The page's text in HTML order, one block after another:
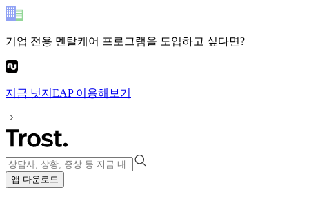
기업 전용 멘탈케어 프로그램을 도입하고 싶다면?
지금 넛지EAP이용해보기
앱 다운로드